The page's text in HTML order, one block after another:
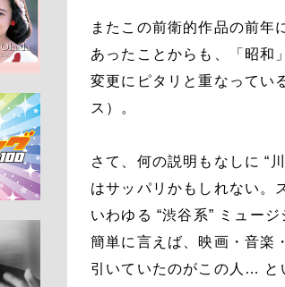
またこの前衛的作品の前年
あったことからも、「昭和
変更にピタリと重なってい
ス）。
さて、何の説明もなしに “
はサッパリかもしれない。
いわゆる “渋谷系” ミュー
簡単に言えば、映画・音楽
引いていたのがこの人… と